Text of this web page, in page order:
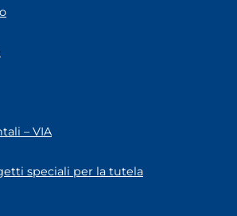
– VIA
speciali per la tutela